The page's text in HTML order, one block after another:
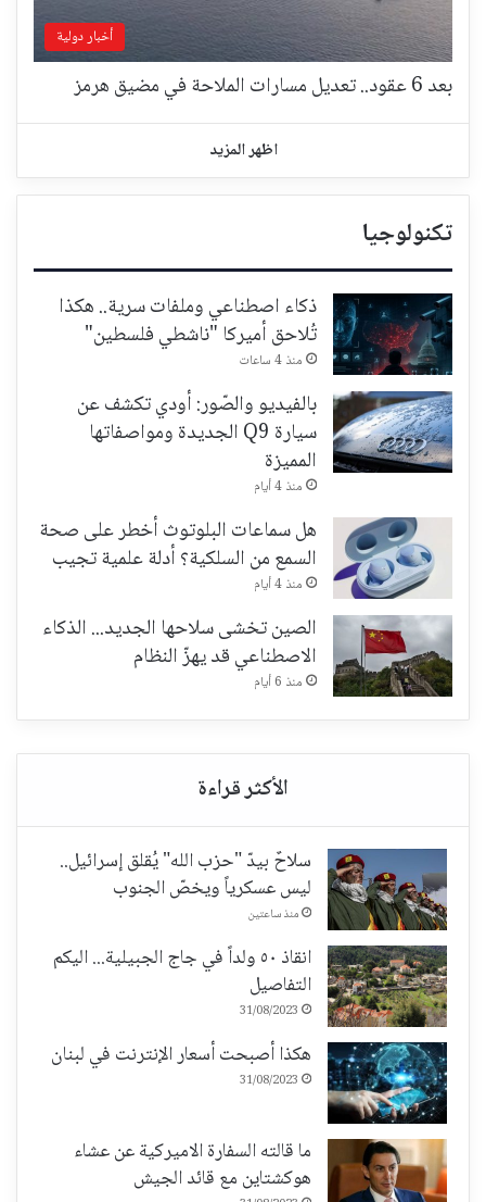
أخبار دولية
بعد 6 عقود.. تعديل مسارات الملاحة في مضيق هرمز
اظهر المزيد
تكنولوجيا
ذكاء اصطناعي وملفات سرية.. هكذا
تُلاحق أميركا "ناشطي فلسطين"
منذ 4 ساعات
بالفيديو والصّور: أودي تكشف عن
سيارة Q9 الجديدة ومواصفاتها
المميزة
منذ 4 أيام
هل سماعات البلوتوث أخطر على صحة
السمع من السلكية؟ أدلة علمية تجيب
منذ 4 أيام
الصين تخشى سلاحها الجديد... الذكاء
الاصطناعي قد يهزّ النظام
منذ 6 أيام
سلاحٌ بيدّ "حزب الله" يُقلق إسرائيل..
ليس عسكرياً ويخصّ الجنوب
منذ ساعتين
انقاذ ٥٠ ولداً في جاج الجبيلية... اليكم
التفاصيل
31/08/2023
هكذا أصبحت أسعار الإنترنت في لبنان
31/08/2023
ما قالته السفارة الاميركية عن عشاء
هوكشتاين مع قائد الجيش